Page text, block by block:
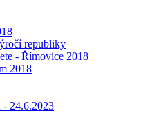
republiky
- Římovice 2018
2018
- 24.6.2023